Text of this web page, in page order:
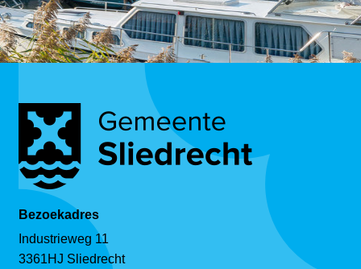
Bezoekadres
Industrieweg 11
3361HJ Sliedrecht